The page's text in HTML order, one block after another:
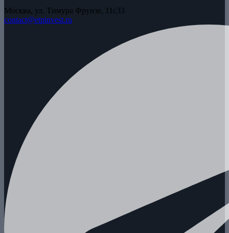
Москва, ул. Тимура Фрунзе, 11с33
contact@etpinvest.ru